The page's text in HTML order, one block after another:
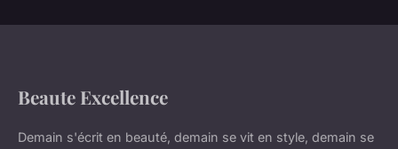
Beaute Excellence
Demain s'écrit en beauté, demain se vit en style, demain se